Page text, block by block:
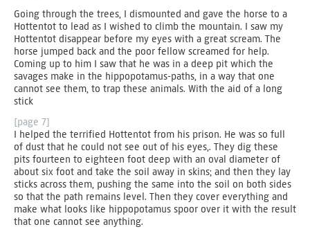
Going through the trees, I dismounted and gave the horse to a
Hottentot to lead as I wished to climb the mountain. I saw my
Hottentot disappear before my eyes with a great scream. The
horse jumped back and the poor fellow screamed for help.
Coming up to him I saw that he was in a deep pit which the
savages make in the hippopotamus-paths, in a way that one
cannot see them, to trap these animals. With the aid of a long
stick
[page 7]
I helped the terrified Hottentot from his prison. He was so full
of dust that he could not see out of his eyes,. They dig these
pits fourteen to eighteen foot deep with an oval diameter of
about six foot and take the soil away in skins; and then they lay
sticks across them, pushing the same into the soil on both sides
so that the path remains level. Then they cover everything and
make what looks like hippopotamus spoor over it with the result
that one cannot see anything.